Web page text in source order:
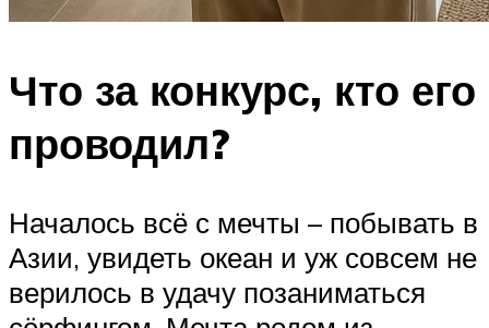
Что за конкурс, кто его
проводил?
Началось всё с мечты – побывать в
Азии, увидеть океан и уж совсем не
верилось в удачу позаниматься